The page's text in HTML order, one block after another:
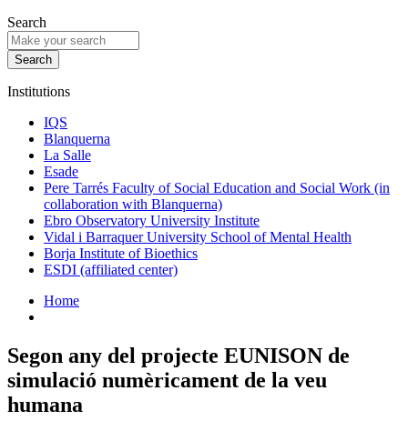
Search
Institutions
IQS
Blanquerna
La Salle
Esade
Pere Tarrés Faculty of Social Education and Social Work (in
collaboration with Blanquerna)
Ebro Observatory University Institute
Vidal i Barraquer University School of Mental Health
Borja Institute of Bioethics
ESDI (affiliated center)
Home
Segon any del projecte EUNISON de
simulació numèricament de la veu
humana